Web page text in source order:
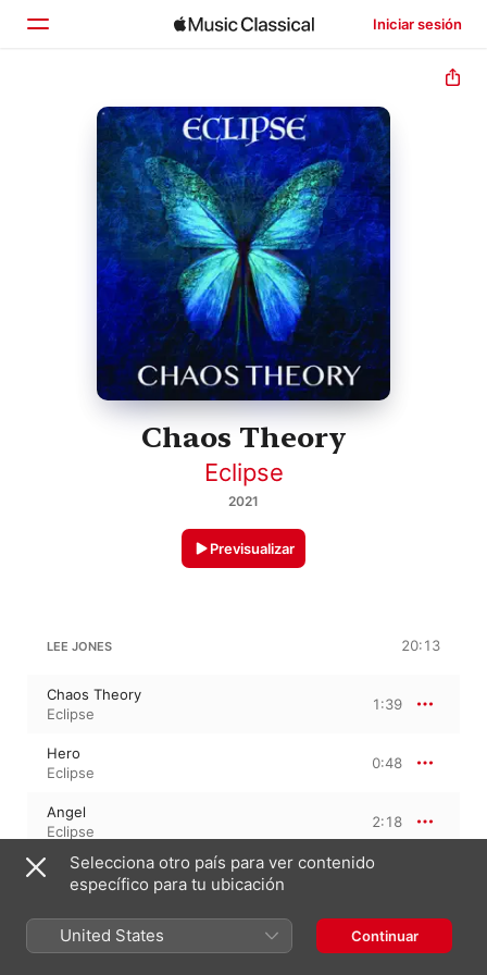
Iniciar sesión
Inicio
Explorar
Buscar
Chaos Theory
Eclipse
2021
Previsualizar
LEE JONES 20:13
Chaos Theory
Eclipse
1:39
Hero
Eclipse
0:48
Angel
Eclipse
2:18
Chariot
Eclipse
Into The Inferno
Eclipse
2:14
Selecciona otro país para ver contenido
específico para tu ubicación
United States Continuar